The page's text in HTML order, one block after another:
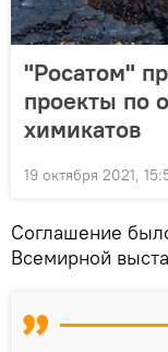
"Росатом"
проекты по
химикатов
19 октября 2021,
Соглашение
Всемирной